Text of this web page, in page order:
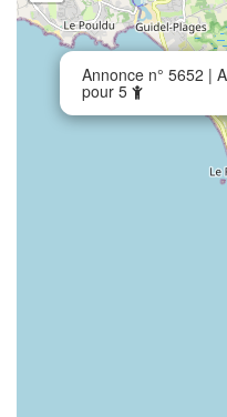
Annonce n° 5652 |
pour 5